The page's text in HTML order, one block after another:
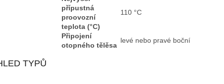
přípustná
proovozní
teplota (°C)
110 °C
Připojení
otopného tělěsa
levé nebo pravé boční
TYPŮ